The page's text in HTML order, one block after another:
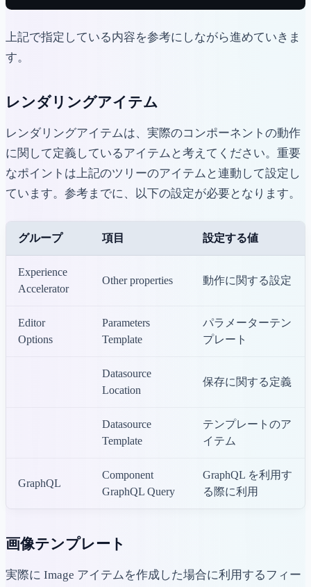
上記で指定している内容を参考にしながら進めていきま
す。
レンダリングアイテム
レンダリングアイテムは、実際のコンポーネントの動作
に関して定義しているアイテムと考えてください。重要
なポイントは上記のツリーのアイテムと連動して設定し
ています。参考までに、以下の設定が必要となります。
グループ 項目 設定する値
Experience
Accelerator
Other properties 動作に関する設定
Editor
Options
Parameters
Template
パラメーターテン
プレート
Datasource
Location
保存に関する定義
Datasource
Template
テンプレートのア
イテム
GraphQL
Component
GraphQL Query
GraphQL を利用す
る際に利用
画像テンプレート
実際に Image アイテムを作成した場合に利用するフィー